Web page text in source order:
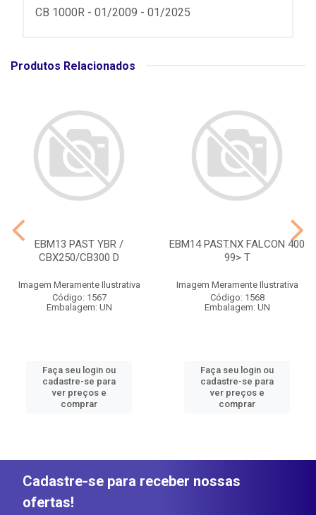
CB 1000R - 01/2009 - 01/2025
Produtos Relacionados
EBM13 PAST YBR /
CBX250/CB300 D
Imagem Meramente Ilustrativa
Código: 1567
Embalagem: UN
Faça seu login ou
cadastre-se para
ver preços e
comprar
EBM14 PAST.NX FALCON 400
99> T
Imagem Meramente Ilustrativa
Código: 1568
Embalagem: UN
Faça seu login ou
cadastre-se para
ver preços e
comprar
Cadastre-se para receber nossas
ofertas!